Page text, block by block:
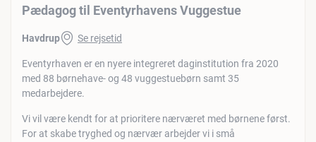
Pædagog til Eventyrhavens Vuggestue
Havdrup Se rejsetid
Eventyrhaven er en nyere integreret daginstitution fra 2020
med 88 børnehave- og 48 vuggestuebørn samt 35
medarbejdere.
Vi vil være kendt for at prioritere nærværet med børnene først.
For at skabe tryghed og nærvær arbejder vi i små